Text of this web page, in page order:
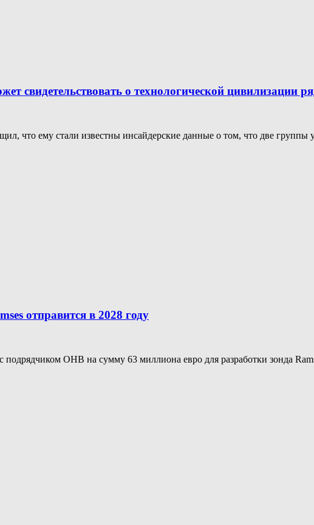
свидетельствовать о технологической цивилизации
что ему стали известны инсайдерские данные о том, что две группы
отправится в 2028 году
подрядчиком OHB на сумму 63 миллиона евро для разработки зонда